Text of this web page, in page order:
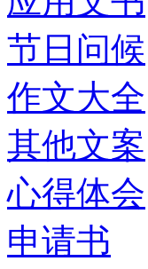
节日问候
作文大全
其他文案
心得体会
申请书